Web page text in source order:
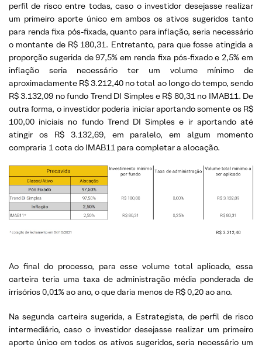
perfil de risco entre todas, caso o investidor desejasse realizar
um primeiro aporte único em ambos os ativos sugeridos tanto
para renda fixa pós-fixada, quanto para inflação, seria necessário
o montante de R$ 180,31. Entretanto, para que fosse atingida a
proporção sugerida de 97,5% em renda fixa pós-fixado e 2,5% em
inflação seria necessário ter um volume mínimo de
aproximadamente R$ 3.212,40 no total ao longo do tempo, sendo
R$ 3.132,09 no fundo Trend DI Simples e R$ 80,31 no IMAB11. De
outra forma, o investidor poderia iniciar aportando somente os R$
100,00 iniciais no fundo Trend DI Simples e ir aportando até
atingir os R$ 3.132,69, em paralelo, em algum momento
compraria 1 cota do IMAB11 para completar a alocação.
Ao final do processo, para esse volume total aplicado, essa
carteira teria uma taxa de administração média ponderada de
irrisórios 0,01% ao ano, o que daria menos de R$ 0,20 ao ano.
Na segunda carteira sugerida, a Estrategista, de perfil de risco
intermediário, caso o investidor desejasse realizar um primeiro
aporte único em todos os ativos sugeridos, seria necessário um